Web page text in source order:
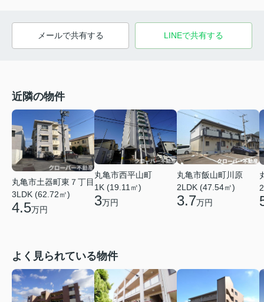
メールで共有する LINEで共有する
近隣の物件
丸亀市土器町東７丁目
3LDK (62.72㎡)
4.5万円
丸亀市西平山町
1K (19.11㎡)
3万円
丸亀市飯山町川原
2LDK (47.54㎡)
3.7万円
よく見られている物件